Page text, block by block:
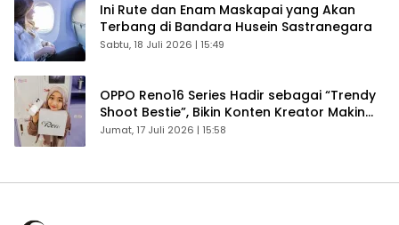
Ini Rute dan Enam Maskapai yang Akan
Terbang di Bandara Husein Sastranegara
Sabtu, 18 Juli 2026 | 15:49
OPPO Reno16 Series Hadir sebagai “Trendy
Shoot Bestie”, Bikin Konten Kreator Makin
Betah
Jumat, 17 Juli 2026 | 15:58